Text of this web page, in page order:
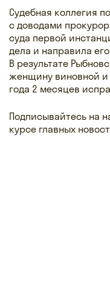
Судебная коллегия
с доводами
суда первой
дела и направила
В результате
женщину виновной и
года 2 месяцев
Подписывайтесь на
курсе главных